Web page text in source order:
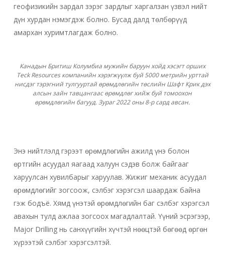
геофизикийн зардал зэрэг зардлыг харгалзан үзвэл нийт
дүн хурдан нэмэгдэж болно. Бусад далд төлбөрүүд
амархан хуримтлагдаж болно.
Канадын Бритиш Колумбиа мужийн баруун хойд хэсэгт орших
Teck Resources компанийн хэрэгжүүлж буй 5000 метрийн урттай
нисдэг тэрэгний тулгууртай өрөмдлөгийн төслийн Шафт Крик дэх
алсын зайн тавцангаас өрөмдлөг хийж буй томоохон
өрөмдлөгийн багууд. Зураг 2022 оны 8-р сард авсан.
Энэ нийтлэлд гэрээт өрөмдлөгийн ажилд үнэ болон
өртгийн асуудал яагаад халуун сэдэв болж байгааг
харуулсан хувилбарыг харуулав. Жижиг механик асуудал
өрөмдлөгийг зогсоож, сэлбэг хэрэгсэл шаардаж байна
гэж бодъё. Хямд үнэтэй өрөмдлөгийн баг сэлбэг хэрэгсэл
авахын тулд ажлаа зогсоох магадлалтай. Үүний эсрэгээр,
Major Drilling нь санхүүгийн хүчтэй нөөцтэй бөгөөд өргөн
хүрээтэй сэлбэг хэрэгсэлтэй.